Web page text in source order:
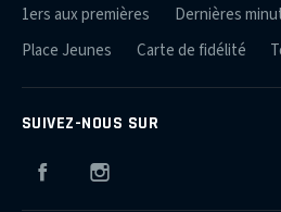
1ers aux premières Dernières
Place Jeunes
Carte de fidélité
SUIVEZ-NOUS SUR
Facebook